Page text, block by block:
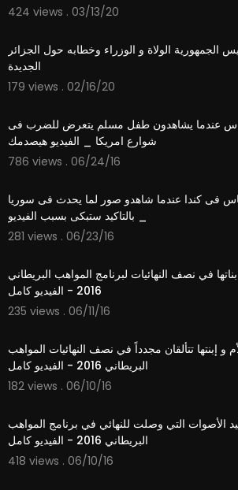
424 views . 03/13/20
الجمهورية الولاة و الوزراء وخطابه حول الجزائر
الجديدة
179 views . 02/16/20
عندما يشاهدون طفل مسلم يتعرض للضرب فى
شوارع امريكا _ الفيديو هيصدمك
786 views . 06/24/16
فى كندا عندما شاهدو صور لما يحدث فى سوريا
_ بالتاكيد ستبكى بسبب الفيديو
281 views . 06/23/16
بناتها في نصف النهائيات لبرنامج المواهب البريطاني
2016 - الفيديو كامل
235 views . 06/11/16
و إبنتها تتألقان مجدداً في نصف النهائيات المواهب
البريطاني 2016 - الفيديو كامل
182 views . 06/10/16
الأصوات التي وصلت للنهائي في برنامج المواهب
البريطاني 2016 - الفيديو كامل
418 views . 06/10/16